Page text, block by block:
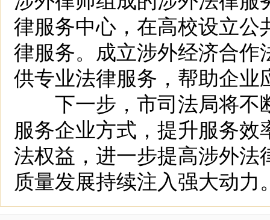
律服务中心，在高校设立
律服务。成立涉外经济合
供专业法律服务，帮助企业
下一步，市司法局将不
服务企业方式，提升服务效
法权益，进一步提高涉外
质量发展持续注入强大动力